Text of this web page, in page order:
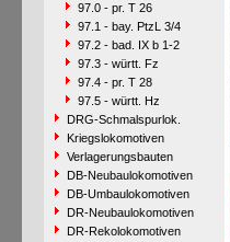
97.0 - pr. T 26
97.1 - bay. PtzL 3/4
97.2 - bad. IX b 1-2
97.3 - württ. Fz
97.4 - pr. T 28
97.5 - württ. Hz
DRG-Schmalspurlok.
Kriegslokomotiven
Verlagerungsbauten
DB-Neubaulokomotiven
DB-Umbaulokomotiven
DR-Neubaulokomotiven
DR-Rekolokomotiven